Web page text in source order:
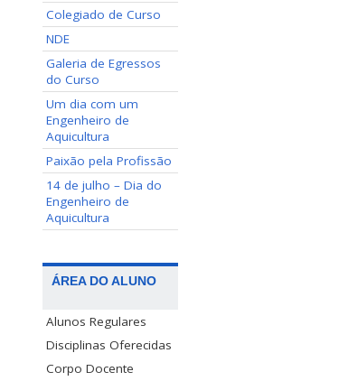
Colegiado de Curso
NDE
Galeria de Egressos
do Curso
Um dia com um
Engenheiro de
Aquicultura
Paixão pela Profissão
14 de julho – Dia do
Engenheiro de
Aquicultura
ÁREA DO ALUNO
Alunos Regulares
Disciplinas Oferecidas
Corpo Docente